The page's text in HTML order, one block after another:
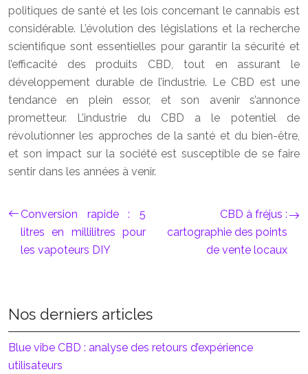
politiques de santé et les lois concernant le cannabis est
considérable. L’évolution des législations et la recherche
scientifique sont essentielles pour garantir la sécurité et
l’efficacité des produits CBD, tout en assurant le
développement durable de l’industrie. Le CBD est une
tendance en plein essor, et son avenir s’annonce
prometteur. L’industrie du CBD a le potentiel de
révolutionner les approches de la santé et du bien-être,
et son impact sur la société est susceptible de se faire
sentir dans les années à venir.
Conversion rapide : 5
litres en millilitres pour
les vapoteurs DIY
CBD à fréjus :
cartographie des points
de vente locaux
Nos derniers articles
Blue vibe CBD : analyse des retours d’expérience
utilisateurs